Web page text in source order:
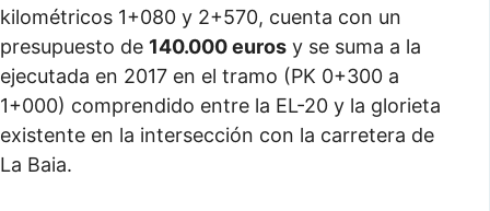
kilométricos 1+080 y 2+570, cuenta con un
presupuesto de 140.000 euros y se suma a la
ejecutada en 2017 en el tramo (PK 0+300 a
1+000) comprendido entre la EL-20 y la glorieta
existente en la intersección con la carretera de
La Baia.